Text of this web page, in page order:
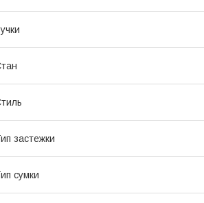
застежки
сумки